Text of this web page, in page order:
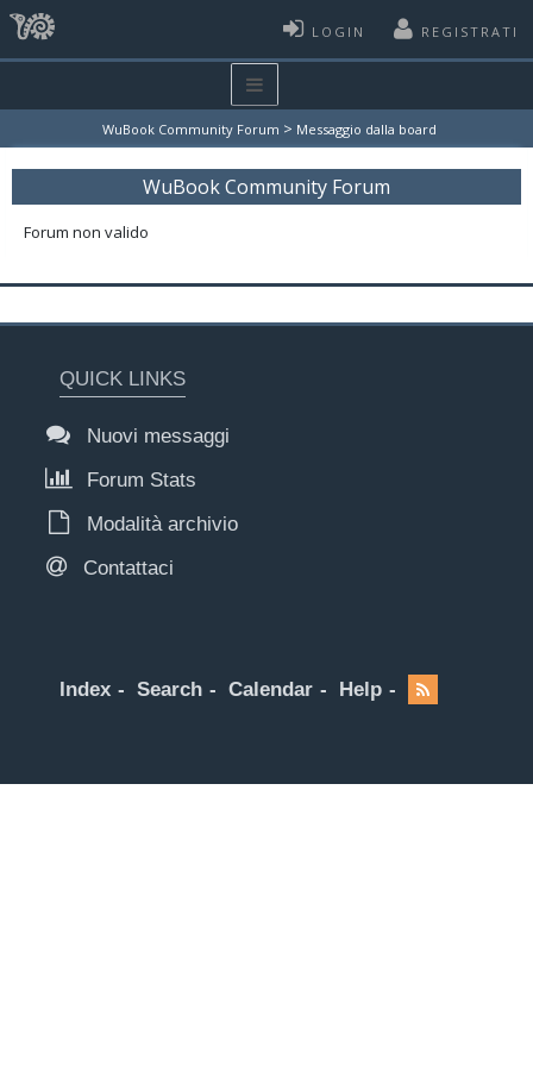
LOGIN REGISTRATI
WuBook Community Forum > Messaggio dalla board
WuBook Community Forum
Forum non valido
QUICK LINKS
Nuovi messaggi
Forum Stats
Modalità archivio
Contattaci
Index Search Calendar Help